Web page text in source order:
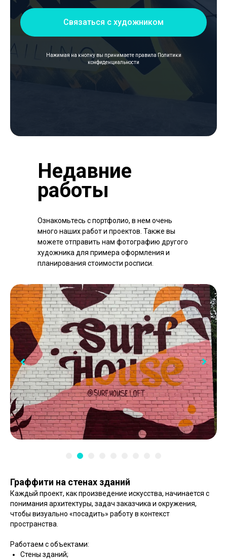
Связаться с художником
Нажимая на кнопку вы принимаете правила Политики
конфиденциальности
Недавние
работы
Ознакомьтесь с портфолио, в нем очень
много наших работ и проектов. Также вы
можете отправить нам фотографию другого
художника для примера оформления и
планирования стоимости росписи.
Граффити на стенах зданий
Каждый проект, как произведение искусства, начинается с
понимания архитектуры, задач заказчика и окружения,
чтобы визуально «посадить» работу в контекст
пространства.
Работаем с объектами:
Стены зданий;